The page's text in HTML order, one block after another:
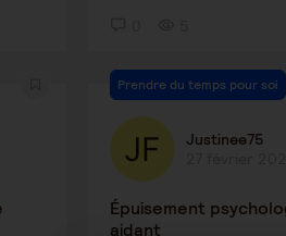
Prendre du temps pour soi
Justinee75
Épuisement
aidant